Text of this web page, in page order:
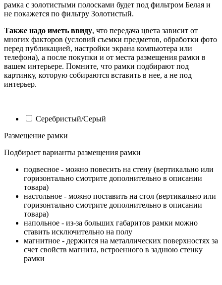
рамка с золотистыми полосками будет под фильтром Белая и
не покажется по фильтру Золотистый.
Также надо иметь ввиду, что передача цвета зависит от
многих факторов (условий съемки предметов, обработки фото
перед публикацией, настройки экрана компьютера или
телефона), а после покупки и от места размещения рамки в
вашем интерьере. Помните, что рамки подбирают под
картинку, которую собираются вставить в нее, а не под
интерьер.
Серебристый/Серый
Размещение рамки
Подбирает варианты размещения рамки
подвесное - можно повесить на стену (вертикально или
горизонтально смотрите дополнительно в описании
товара)
настольное - можно поставить на стол (вертикально или
горизонтально смотрите дополнительно в описании
товара)
напольное - из-за больших габаритов рамки можно
ставить исключительно на полу
магнитное - держится на металлических поверхностях за
счет свойств магнита, встроенного в заднюю стенку
рамки